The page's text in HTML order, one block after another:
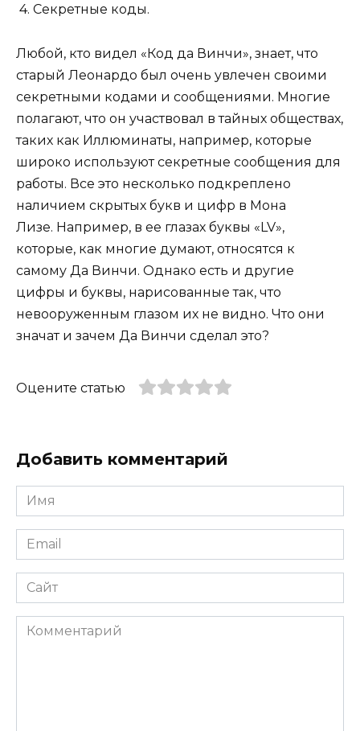
4. Секретные коды.
Любой, кто видел «Код да Винчи», знает, что
старый Леонардо был очень увлечен своими
секретными кодами и сообщениями. Многие
полагают, что он участвовал в тайных обществах,
таких как Иллюминаты, например, которые
широко используют секретные сообщения для
работы. Все это несколько подкреплено
наличием скрытых букв и цифр в Мона
Лизе. Например, в ее глазах буквы «LV»,
которые, как многие думают, относятся к
самому Да Винчи. Однако есть и другие
цифры и буквы, нарисованные так, что
невооруженным глазом их не видно. Что они
значат и зачем Да Винчи сделал это?
Оцените статью
Добавить комментарий
Имя
*
Email
*
Сайт
Комментарий